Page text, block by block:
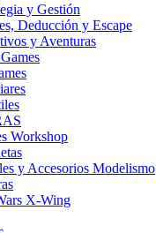
y Gestión
Deducción y Escape
y Aventuras
Workshop
y Accesorios Modelismo
X-Wing